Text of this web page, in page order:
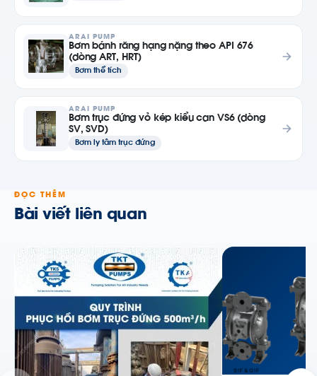
ARAI PUMP
Bơm bánh răng hạng nặng theo API 676
(dòng ART, HRT)
Bơm thể tích
ARAI PUMP
Bơm trục đứng vỏ kép kiểu can VS6 (dòng
SV, SVD)
Bơm ly tâm trục đứng
ĐỌC THÊM
Bài viết liên quan